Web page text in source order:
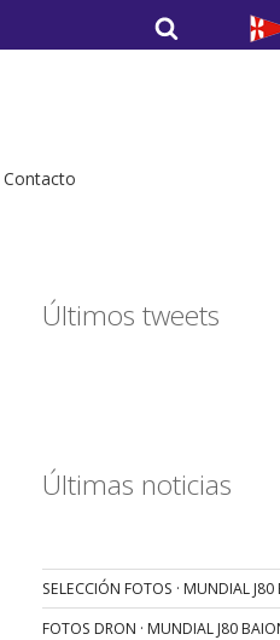
por:
Contacto
Últimos tweets
Últimas noticias
SELECCIÓN FOTOS · MUNDIAL
FOTOS DRON · MUNDIAL J80